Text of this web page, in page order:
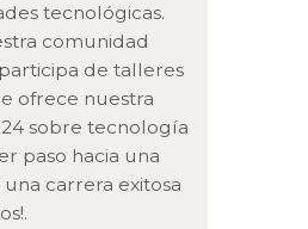
tecnológicas.
comunidad
de talleres
ofrece nuestra
sobre tecnología
paso hacia una
carrera exitosa